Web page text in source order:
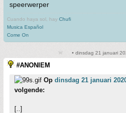
speerwerper
Cuando haya sol, hay Chufi
Musica Español
Come On
• dinsdag 21 januari
#ANONIEM
Op dinsdag 21 januari
volgende:
[..]